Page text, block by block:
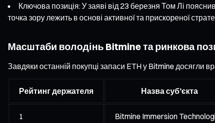
Ключова позиція: У заяві від 23 березня Том Лі
точка зору лежить в основі активної та прискореної
Масштаби володінь Bitmine та ринкова
Завдяки останній покупці запаси ETH у Bitmine досягли
Рейтинг держателя Назва суб’єкта
1 Bitmine Immersion